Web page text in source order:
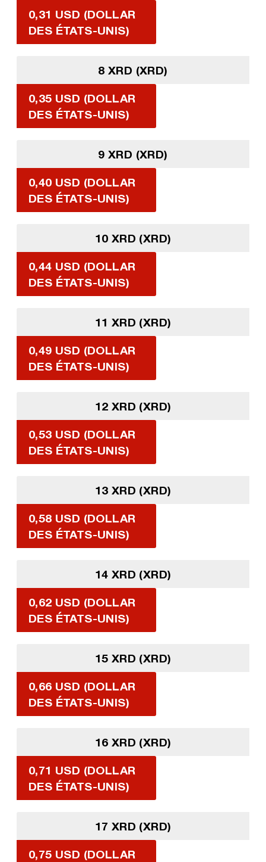
0,31 USD (DOLLAR
DES ÉTATS-UNIS)
8 XRD (XRD)
0,35 USD (DOLLAR
DES ÉTATS-UNIS)
9 XRD (XRD)
0,40 USD (DOLLAR
DES ÉTATS-UNIS)
10 XRD (XRD)
0,44 USD (DOLLAR
DES ÉTATS-UNIS)
11 XRD (XRD)
0,49 USD (DOLLAR
DES ÉTATS-UNIS)
12 XRD (XRD)
0,53 USD (DOLLAR
DES ÉTATS-UNIS)
13 XRD (XRD)
0,58 USD (DOLLAR
DES ÉTATS-UNIS)
14 XRD (XRD)
0,62 USD (DOLLAR
DES ÉTATS-UNIS)
15 XRD (XRD)
0,66 USD (DOLLAR
DES ÉTATS-UNIS)
16 XRD (XRD)
0,71 USD (DOLLAR
DES ÉTATS-UNIS)
17 XRD (XRD)
0,75 USD (DOLLAR